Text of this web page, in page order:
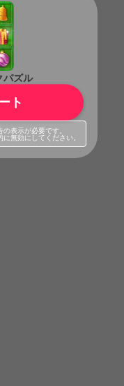
パズル
ト
表示が必要です。
無効にしてください。